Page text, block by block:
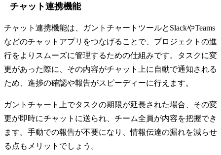
チャット連携機能
チャット連携機能は、ガントチャートツールとSlackやTeams
などのチャットアプリをつなげることで、プロジェクトの進
行をよりスムーズに管理するための仕組みです。タスクに変
更があった際に、その内容がチャット上に自動で通知される
ため、進捗の確認や報告がスピーディーに行えます。
ガントチャート上でタスクの期限が延長された場合、その変
更が即時にチャットに送られ、チーム全員が内容を把握でき
ます。手動での報告が不要になり、情報伝達の漏れを減らせ
る点もメリットでしょう。